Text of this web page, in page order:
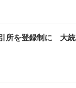
所を登録制に 大統